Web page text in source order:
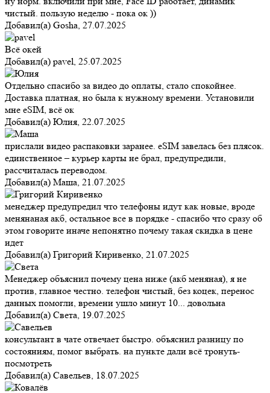
чистый. пользую неделю - пока ок ))
Добавил(а) Gosha, 27.07.2025
Всё окей
Добавил(а) pavel, 25.07.2025
Отдельно спасибо за видео до оплаты, стало спокойнее.
Доставка платная, но была к нужному времени. Установили
мне eSIM, всё ок
Добавил(а) Юлия, 22.07.2025
прислали видео распаковки заранее. eSIM завелась без плясок.
единственное – курьер карты не брал, предупредили,
рассчиталась переводом.
Добавил(а) Маша, 21.07.2025
менеджер предупредил что телефоны идут как новые, вроде
менянаная акб, остальное все в порядке - спасибо что сразу об
этом говорите иначе непонятно почему такая скидка в цене
идет
Добавил(а) Григорий Киривенко, 21.07.2025
Менеджер объяснил почему цена ниже (акб меняная), я не
против, главное честно. телефон чистый, без коцек, перенос
данных помогли, времени ушло минут 10... довольна
Добавил(а) Света, 19.07.2025
консультант в чате отвечает быстро. объяснил разницу по
состояниям, помог выбрать. на пункте дали всё тронуть-
посмотреть
Добавил(а) Савельев, 18.07.2025